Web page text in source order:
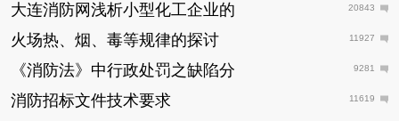
大连消防网浅析小型化工企业的 20843
火场热、烟、毒等规律的探讨 11927
《消防法》中行政处罚之缺陷分 9281
消防招标文件技术要求 11619